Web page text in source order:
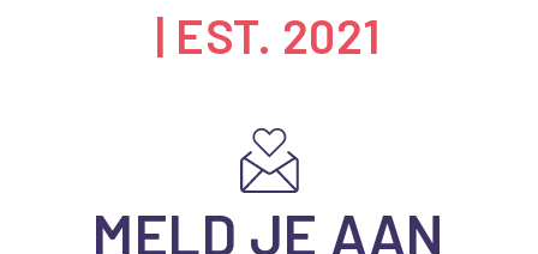
| EST. 2021
MELD JE AAN